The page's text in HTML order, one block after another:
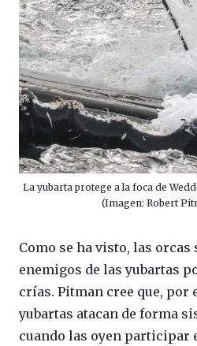
La yubarta protege a la foca de
(Imagen: Robert
Como se ha visto, las
enemigos de las yubartas
crías. Pitman cree que, por
yubartas atacan de forma
cuando las oyen participar